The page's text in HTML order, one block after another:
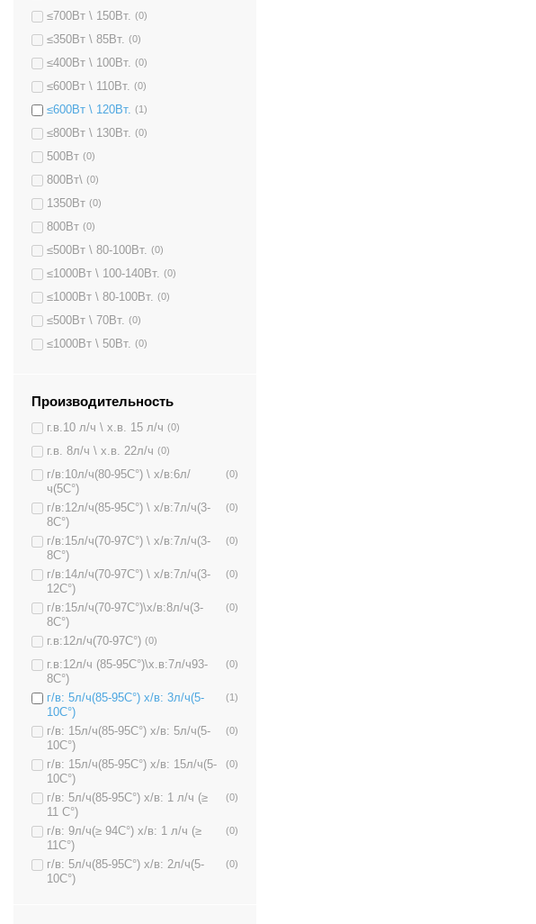
≤700Вт \ 150Вт. (0)
≤350Вт \ 85Вт. (0)
≤400Вт \ 100Вт. (0)
≤600Вт \ 110Вт. (0)
≤600Вт \ 120Вт. (1)
≤800Вт \ 130Вт. (0)
500Вт (0)
800Вт\ (0)
1350Вт (0)
800Вт (0)
≤500Вт \ 80-100Вт. (0)
≤1000Вт \ 100-140Вт. (0)
≤1000Вт \ 80-100Вт. (0)
≤500Вт \ 70Вт. (0)
≤1000Вт \ 50Вт. (0)
Производительность
г.в.10 л/ч \ х.в. 15 л/ч (0)
г.в. 8л/ч \ х.в. 22л/ч (0)
г/в:10л/ч(80-95C°) \ х/в:6л/
ч(5C°)
(0)
г/в:12л/ч(85-95C°) \ х/в:7л/ч(3-
8C°)
(0)
г/в:15л/ч(70-97C°) \ х/в:7л/ч(3-
8C°)
(0)
г/в:14л/ч(70-97C°) \ х/в:7л/ч(3-
12C°)
(0)
г/в:15л/ч(70-97C°)\х/в:8л/ч(3-
8C°)
(0)
г.в:12л/ч(70-97C°) (0)
г.в:12л/ч (85-95C°)\х.в:7л/ч93-
8C°)
(0)
г/в: 5л/ч(85-95C°) х/в: 3л/ч(5-
10C°)
(1)
г/в: 15л/ч(85-95C°) х/в: 5л/ч(5-
10C°)
(0)
г/в: 15л/ч(85-95C°) х/в: 15л/ч(5-
10C°)
(0)
г/в: 5л/ч(85-95C°) х/в: 1 л/ч (≥
11 C°)
(0)
г/в: 9л/ч(≥ 94C°) х/в: 1 л/ч (≥
11C°)
(0)
г/в: 5л/ч(85-95C°) х/в: 2л/ч(5-
10C°)
(0)